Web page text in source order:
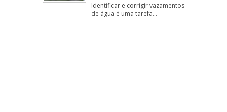
Identificar e corrigir vazamentos
de água é uma tarefa...